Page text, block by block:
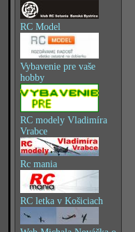
RC Model
Vybavenie pre vaše
hobby
RC modely Vladimíra
Vrabce
Rc mania
RC letka v Košiciach